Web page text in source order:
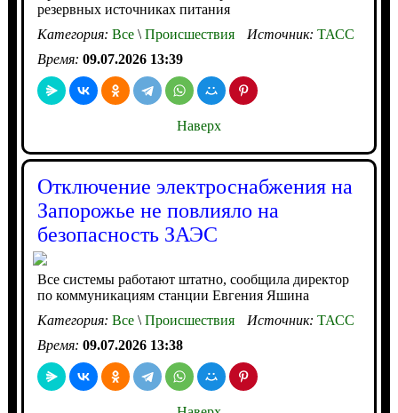
резервных источниках питания
Категория: Все\Происшествия Источник: ТАСС
Время: 09.07.2026 13:39
Наверх
Отключение электроснабжения на
Запорожье не повлияло на
безопасность ЗАЭС
Все системы работают штатно, сообщила директор
по коммуникациям станции Евгения Яшина
Категория: Все\Происшествия Источник: ТАСС
Время: 09.07.2026 13:38